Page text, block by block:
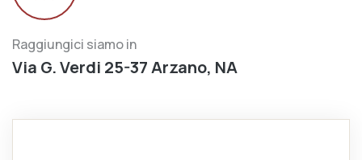
Raggiungici siamo in
Via G. Verdi 25-37 Arzano, NA